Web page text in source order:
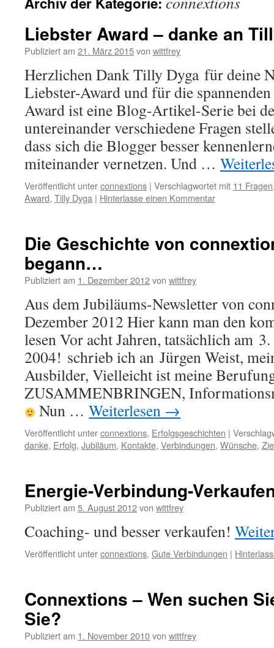
Liebster Award – danke an
Publiziert am 21. März 2015von wittfrey
Herzlichen Dank Tilly Dyga für deine
Liebster-Award und für die
Award ist eine Blog-Artikel-Serie bei
untereinander verschiedene Fragen
dass sich die Blogger besser
miteinander vernetzen. Und …
Veröffentlicht unterconnextions | Verschlagwortet mit 11 Fragen
Award, Tilly Dyga | Hinterlasse einen Kommentar
Die Geschichte von
begann…
Publiziert am 1. Dezember 2012von wittfrey
Aus dem Jubiläums-Newsletter von
Dezember 2012 Hier kann man den
lesen Vor acht Jahren, tatsächlich am
2004! schrieb ich an Jürgen Weist,
Ausbilder, Vielleicht ist meine
ZUSAMMENBRINGEN,
Nun …Weiterlesen →
Veröffentlicht unterconnextions, Erfolgsgeschichten |
danke, Erfolg, Jubiläum, Kontakte, Verbindungen, Wünsche,
Energie-Verbindung-
Publiziert am 5. August 2012von wittfrey
Coaching- und besser verkaufen!
Veröffentlicht unterconnextions, Gute Verbindungen |
Connextions – Wen suchen
Sie?
Publiziert am 1. November 2010von wittfrey